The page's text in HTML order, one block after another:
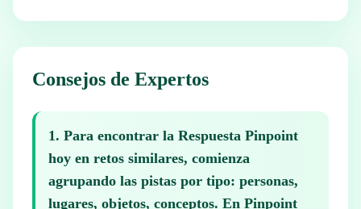
Consejos de Expertos
1. Para encontrar la Respuesta Pinpoint
hoy en retos similares, comienza
agrupando las pistas por tipo: personas,
lugares, objetos, conceptos. En Pinpoint